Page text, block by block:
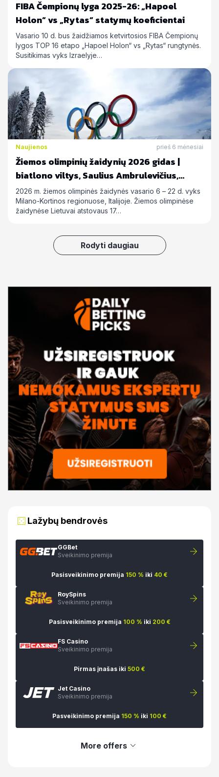
FIBA Čempionų lyga 2025-26: „Hapoel
Holon“ vs „Rytas“ statymų koeficientai
Vasario 10 d. bus žaidžiamos ketvirtosios FIBA Čempionų
lygos TOP 16 etapo „Hapoel Holon“ vs „Rytas“ rungtynės.
Susitikimas vyks Izraelyje…
Naujienos prieš 6 mėnesiai
Žiemos olimpinių žaidynių 2026 gidas |
biatlono viltys, Saulius Ambrulevičius,
Allison Reed ir kiti
2026 m. žiemos olimpinės žaidynės vasario 6 – 22 d. vyks
Milano-Kortinos regionuose, Italijoje. Žiemos olimpinėse
žaidynėse Lietuvai atstovaus 17…
Rodyti daugiau
Lažybų bendrovės
GGBet
Sveikinimo premija
Pasisveikinimo premija 150 % iki 40 €
RoySpins
Sveikinimo premija
Pasisveikinimo premija 100 % iki 200 €
FS Casino
Sveikinimo premija
Pirmas įnašas iki 500 €
Jet Casino
Sveikinimo premija
Pasveikinimo premija 150 % iki 100 €
More offers